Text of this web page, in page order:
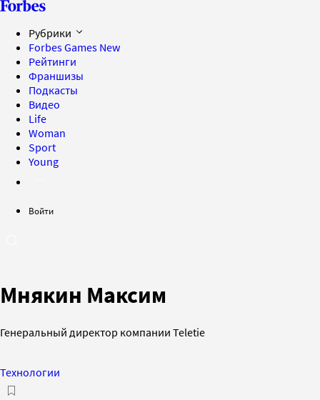
Рубрики
Forbes Games New
Рейтинги
Франшизы
Подкасты
Видео
Life
Woman
Sport
Young
Войти
Мнякин Максим
Генеральный директор компании Teletie
Технологии